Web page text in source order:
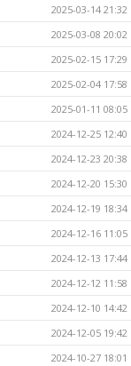
2025-03-14 21:32
2025-03-08 20:02
2025-02-15 17:29
2025-02-04 17:58
2025-01-11 08:05
2024-12-25 12:40
2024-12-23 20:38
2024-12-20 15:30
2024-12-19 18:34
2024-12-16 11:05
2024-12-13 17:44
2024-12-12 11:58
2024-12-10 14:42
2024-12-05 19:42
2024-10-27 18:01